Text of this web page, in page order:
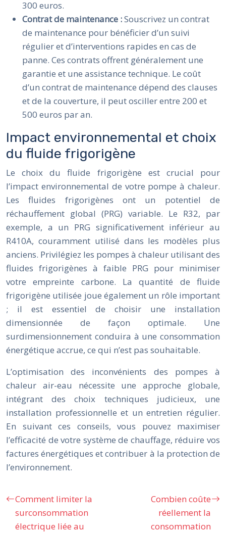
300 euros.
Contrat de maintenance :Souscrivez un contrat
de maintenance pour bénéficier d’un suivi
régulier et d’interventions rapides en cas de
panne. Ces contrats offrent généralement une
garantie et une assistance technique. Le coût
d’un contrat de maintenance dépend des clauses
et de la couverture, il peut osciller entre 200 et
500 euros par an.
Impact environnemental et choix
du fluide frigorigène
Le choix du fluide frigorigène est crucial pour
l’impact environnemental de votre pompe à chaleur.
Les fluides frigorigènes ont un potentiel de
réchauffement global (PRG) variable. Le R32, par
exemple, a un PRG significativement inférieur au
R410A, couramment utilisé dans les modèles plus
anciens. Privilégiez les pompes à chaleur utilisant des
fluides frigorigènes à faible PRG pour minimiser
votre empreinte carbone. La quantité de fluide
frigorigène utilisée joue également un rôle important
; il est essentiel de choisir une installation
dimensionnée de façon optimale. Une
surdimensionnement conduira à une consommation
énergétique accrue, ce qui n’est pas souhaitable.
L’optimisation des inconvénients des pompes à
chaleur air-eau nécessite une approche globale,
intégrant des choix techniques judicieux, une
installation professionnelle et un entretien régulier.
En suivant ces conseils, vous pouvez maximiser
l’efficacité de votre système de chauffage, réduire vos
factures énergétiques et contribuer à la protection de
l’environnement.
Comment limiter la
surconsommation
électrique liée au
Combien coûte
réellement la
consommation